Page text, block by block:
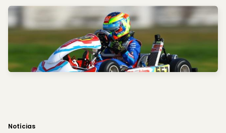
Notícias